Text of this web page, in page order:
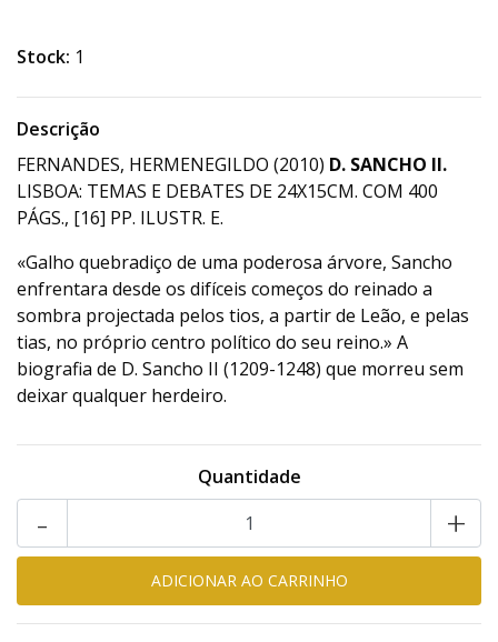
Stock: 1
Descrição
FERNANDES, HERMENEGILDO (2010) D. SANCHO II.
LISBOA: TEMAS E DEBATES DE 24X15CM. COM 400
PÁGS., [16] PP. ILUSTR. E.
«Galho quebradiço de uma poderosa árvore, Sancho
enfrentara desde os difíceis começos do reinado a
sombra projectada pelos tios, a partir de Leão, e pelas
tias, no próprio centro político do seu reino.» A
biografia de D. Sancho II (1209-1248) que morreu sem
deixar qualquer herdeiro.
Quantidade
+
-